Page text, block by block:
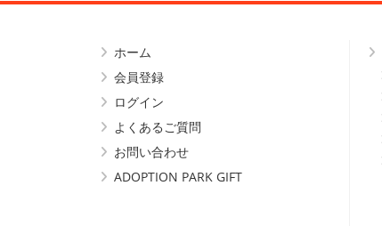
ホーム
会員登録
ログイン
よくあるご質問
お問い合わせ
ADOPTION PARK GIFT